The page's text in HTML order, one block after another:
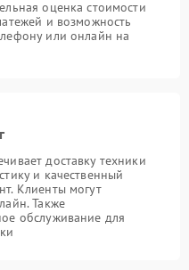
оценка стоимости
и возможность
или онлайн на
доставку техники
и качественный
Клиенты могут
Также
обслуживание для